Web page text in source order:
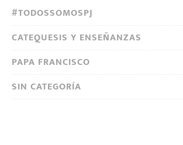
#TODOSSOMOSPJ
CATEQUESIS Y ENSEÑANZAS
PAPA FRANCISCO
SIN CATEGORÍA